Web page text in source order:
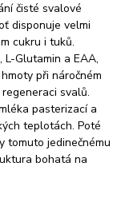
čisté svalové
disponuje velmi
cukru i tuků.
Glutamin a EAA,
při náročném
svalů.
pasterizací a
teplotách. Poté
tomuto jedinečnému
bohatá na